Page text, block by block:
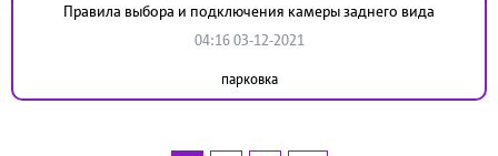
Правила выбора и подключения камеры заднего вида
04:16 03-12-2021
парковка